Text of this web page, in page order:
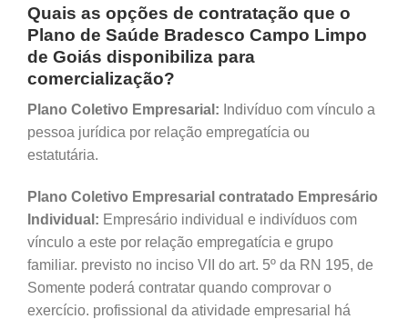
Quais as opções de contratação que o
Plano de Saúde Bradesco Campo Limpo
de Goiás disponibiliza para
comercialização?
Plano Coletivo Empresarial: Indivíduo com vínculo a
pessoa jurídica por relação empregatícia ou
estatutária.
Plano Coletivo Empresarial contratado Empresário
Individual: Empresário individual e indivíduos com
vínculo a este por relação empregatícia e grupo
familiar. previsto no inciso VII do art. 5º da RN 195, de
Somente poderá contratar quando comprovar o
exercício. profissional da atividade empresarial há